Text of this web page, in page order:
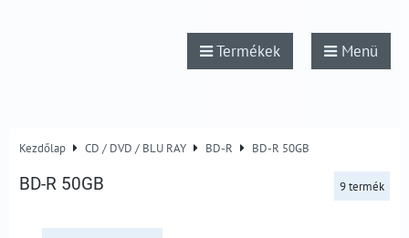
Termékek Menü
Kezdőlap CD / DVD / BLU RAY BD-R BD-R 50GB
BD-R 50GB 9termék